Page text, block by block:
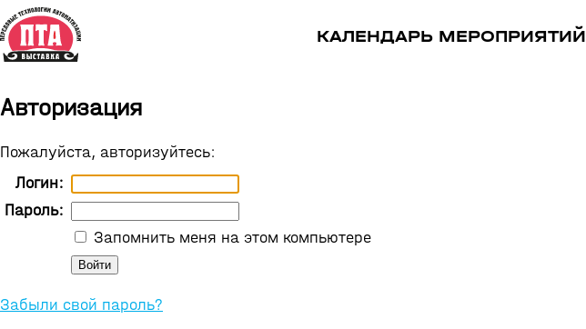
КАЛЕНДАРЬ МЕРОПРИЯТИЙ
Авторизация
Пожалуйста, авторизуйтесь:
Логин:
Пароль:
Запомнить меня на этом компьютере
Забыли свой пароль?